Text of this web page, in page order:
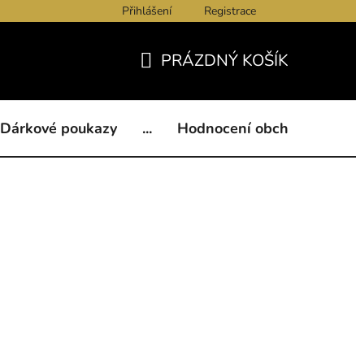
Kontakty Obchodní podmínky
Přihlášení Registrace
KOŠÍK
PRÁZDNÝ KOŠÍK
Dárkové poukazy ... Hodnocení obchodu